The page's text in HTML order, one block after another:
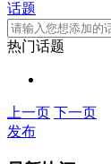
话题
热门话题
上一页 下一页
发布